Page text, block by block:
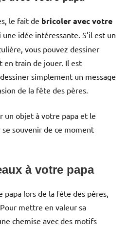
le fait de bricoleravec votre
idée intéressante. S’il est un
vous pouvez dessiner
train de jouer. Il est
simplement un message
de la fête des pères.
un objet à votre papa et le
souvenir de ce moment
à votre papa
papa lors de la fête des pères,
mettre en valeur sa
chemise avec des motifs